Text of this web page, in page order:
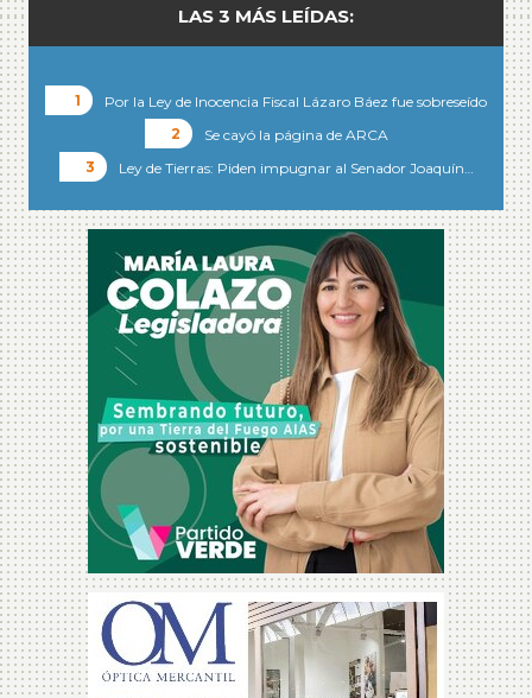
LAS 3 MÁS LEÍDAS:
Por la Ley de Inocencia Fiscal Lázaro Báez fue sobreseído
Se cayó la página de ARCA
Ley de Tierras: Piden impugnar al Senador Joaquín…